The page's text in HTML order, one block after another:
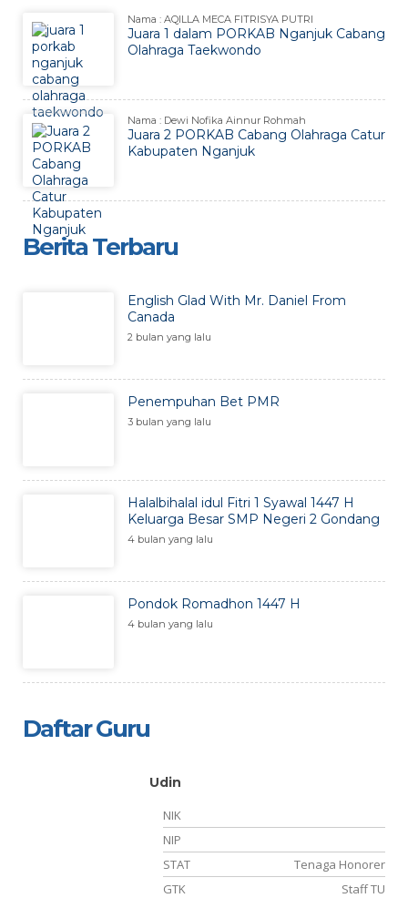
Nama : AQILLA MECA FITRISYA PUTRI
Juara 1 dalam PORKAB Nganjuk Cabang
Olahraga Taekwondo
Nama : Dewi Nofika Ainnur Rohmah
Juara 2 PORKAB Cabang Olahraga Catur
Kabupaten Nganjuk
Berita Terbaru
English Glad With Mr. Daniel From
Canada
2 bulan yang lalu
Penempuhan Bet PMR
3 bulan yang lalu
Halalbihalal idul Fitri 1 Syawal 1447 H
Keluarga Besar SMP Negeri 2 Gondang
4 bulan yang lalu
Pondok Romadhon 1447 H
4 bulan yang lalu
Daftar Guru
Udin
NIK
NIP
STAT
Tenaga Honorer
GTK
Staff TU